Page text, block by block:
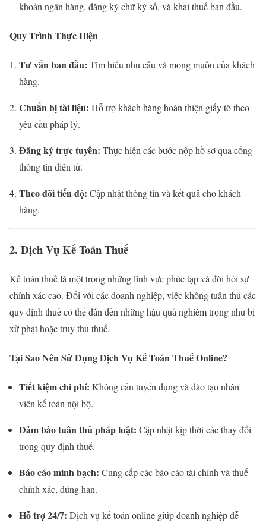
khoản ngân hàng, đăng ký chữ ký số, và khai thuế ban đầu.
Quy Trình Thực Hiện
Tư vấn ban đầu: Tìm hiểu nhu cầu và mong muốn của khách
hàng.
Chuẩn bị tài liệu: Hỗ trợ khách hàng hoàn thiện giấy tờ theo
yêu cầu pháp lý.
Đăng ký trực tuyến: Thực hiện các bước nộp hồ sơ qua cổng
thông tin điện tử.
Theo dõi tiến độ: Cập nhật thông tin và kết quả cho khách
hàng.
2. Dịch Vụ Kế Toán Thuế
Kế toán thuế là một trong những lĩnh vực phức tạp và đòi hỏi sự
chính xác cao. Đối với các doanh nghiệp, việc không tuân thủ các
quy định thuế có thể dẫn đến những hậu quả nghiêm trọng như bị
xử phạt hoặc truy thu thuế.
Tại Sao Nên Sử Dụng Dịch Vụ Kế Toán Thuế Online?
Tiết kiệm chi phí: Không cần tuyển dụng và đào tạo nhân
viên kế toán nội bộ.
Đảm bảo tuân thủ pháp luật: Cập nhật kịp thời các thay đổi
trong quy định thuế.
Báo cáo minh bạch: Cung cấp các báo cáo tài chính và thuế
chính xác, đúng hạn.
Hỗ trợ 24/7: Dịch vụ kế toán online giúp doanh nghiệp dễ